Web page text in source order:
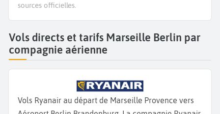
sources officielles.
Vols directs et tarifs Marseille Berlin par
compagnie aérienne
Vols Ryanair au départ de Marseille Provence vers